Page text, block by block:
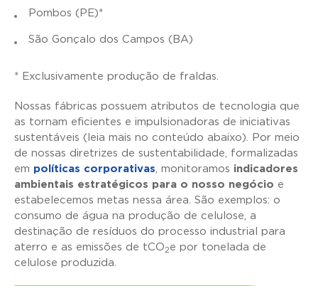
Pombos (PE)*
São Gonçalo dos Campos (BA)
* Exclusivamente produção de fraldas.
Nossas fábricas possuem atributos de tecnologia que
as tornam eficientes e impulsionadoras de iniciativas
sustentáveis (leia mais no conteúdo abaixo). Por meio
de nossas diretrizes de sustentabilidade, formalizadas
em políticas corporativas , monitoramos indicadores
ambientais estratégicos para o nosso negócio e
estabelecemos metas nessa área. São exemplos: o
consumo de água na produção de celulose, a
destinação de resíduos do processo industrial para
aterro e as emissões de tCO 2 e por tonelada de
celulose produzida.